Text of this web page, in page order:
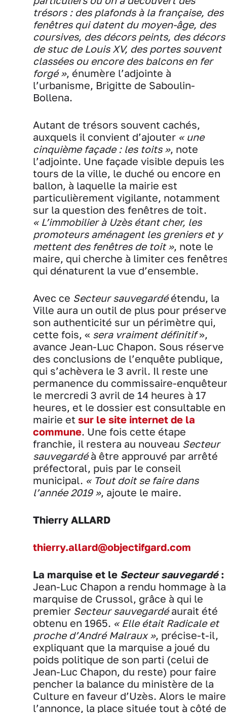
trésors : des plafonds à la française, des
fenêtres qui datent du moyen-âge, des
coursives, des décors peints, des décors
de stuc de Louis XV, des portes souvent
classées ou encore des balcons en fer
forgé », énumère l’adjointe à
l’urbanisme, Brigitte de Saboulin-
Bollena.
Autant de trésors souvent cachés,
auxquels il convient d’ajouter « une
cinquième façade : les toits », note
l’adjointe. Une façade visible depuis les
tours de la ville, le duché ou encore en
ballon, à laquelle la mairie est
particulièrement vigilante, notamment
sur la question des fenêtres de toit.
« L’immobilier à Uzès étant cher, les
promoteurs aménagent les greniers et y
mettent des fenêtres de toit », note le
maire, qui cherche à limiter ces
qui dénaturent la vue d’ensemble.
Avec ce Secteur sauvegardéétendu, la
Ville aura un outil de plus pour
son authenticité sur un périmètre qui,
cette fois, « sera vraiment définitif»,
avance Jean-Luc Chapon. Sous réserve
des conclusions de l’enquête publique,
qui s’achèvera le 3 avril. Il reste une
permanence du commissaire-enquêteur
le mercredi 3 avril de 14 heures à 17
heures, et le dossier est consultable en
mairie et sur le site internet de la
commune. Une fois cette étape
franchie, il restera au nouveau Secteur
sauvegardéà être approuvé par arrêté
préfectoral, puis par le conseil
municipal. « Tout doit se faire dans
l’année 2019 », ajoute le maire.
Thierry ALLARD
thierry.allard@objectifgard.com
La marquise et le Secteur sauvegardé:
Jean-Luc Chapon a rendu hommage à la
marquise de Crussol, grâce à qui le
premier Secteur sauvegardéaurait été
obtenu en 1965. « Elle était Radicale et
proche d’André Malraux », précise-t-il,
expliquant que la marquise a joué du
poids politique de son parti (celui de
Jean-Luc Chapon, du reste) pour faire
pencher la balance du ministère de la
Culture en faveur d’Uzès. Alors le maire
l’annonce, la place située tout à côté de